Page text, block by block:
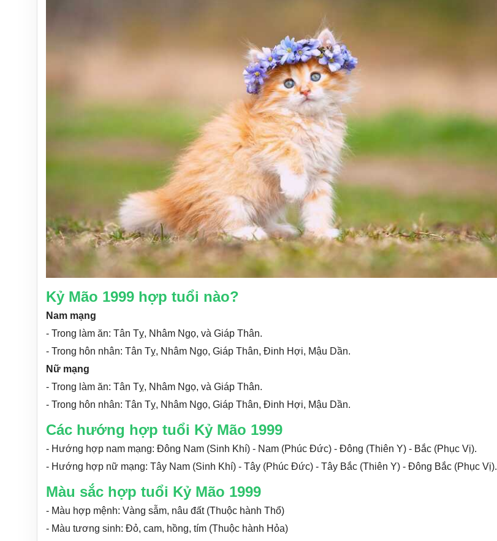
Kỷ Mão 1999 hợp tuổi nào?
Nam mạng
- Trong làm ăn: Tân Tỵ, Nhâm Ngọ, và Giáp Thân.
- Trong hôn nhân: Tân Tỵ, Nhâm Ngọ, Giáp Thân, Đinh Hợi, Mậu Dần.
Nữ mạng
- Trong làm ăn: Tân Tỵ, Nhâm Ngọ, và Giáp Thân.
- Trong hôn nhân: Tân Tỵ, Nhâm Ngọ, Giáp Thân, Đinh Hợi, Mậu Dần.
Các hướng hợp tuổi Kỷ Mão 1999
- Hướng hợp nam mạng: Đông Nam (Sinh Khí) - Nam (Phúc Đức) - Đông (Thiên Y) - Bắc (Phục Vị).
- Hướng hợp nữ mạng: Tây Nam (Sinh Khí) - Tây (Phúc Đức) - Tây Bắc (Thiên Y) - Đông Bắc (Phục Vị).
Màu sắc hợp tuổi Kỷ Mão 1999
- Màu hợp mệnh: Vàng sẫm, nâu đất (Thuộc hành Thổ)
- Màu tương sinh: Đỏ, cam, hồng, tím (Thuộc hành Hỏa)